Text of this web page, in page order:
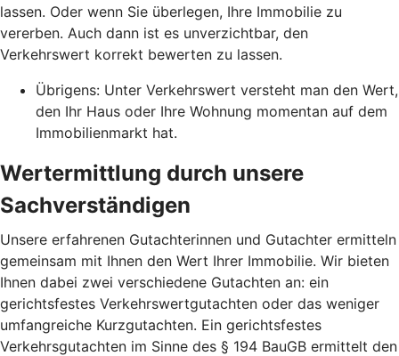
lassen. Oder wenn Sie überlegen, Ihre Immobilie zu
vererben. Auch dann ist es unverzichtbar, den
Verkehrswert korrekt bewerten zu lassen.
Übrigens: Unter Verkehrswert versteht man den Wert,
den Ihr Haus oder Ihre Wohnung momentan auf dem
Immobilienmarkt hat.
Wertermittlung durch unsere
Sachverständigen
Unsere erfahrenen Gutachterinnen und Gutachter ermitteln
gemeinsam mit Ihnen den Wert Ihrer Immobilie. Wir bieten
Ihnen dabei zwei verschiedene Gutachten an: ein
gerichtsfestes Verkehrswertgutachten oder das weniger
umfangreiche Kurzgutachten. Ein gerichtsfestes
Verkehrsgutachten im Sinne des § 194 BauGB ermittelt den